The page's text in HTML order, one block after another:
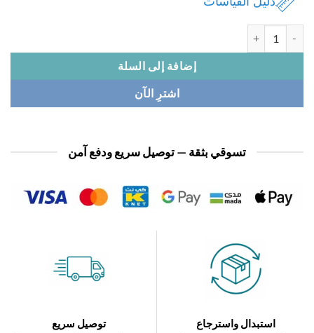
إضافة إلى السلة
اشترِ الآن
تسوقي بثقة — توصيل سريع ودفع آمن
استبدال واسترجاع
توصيل سريع